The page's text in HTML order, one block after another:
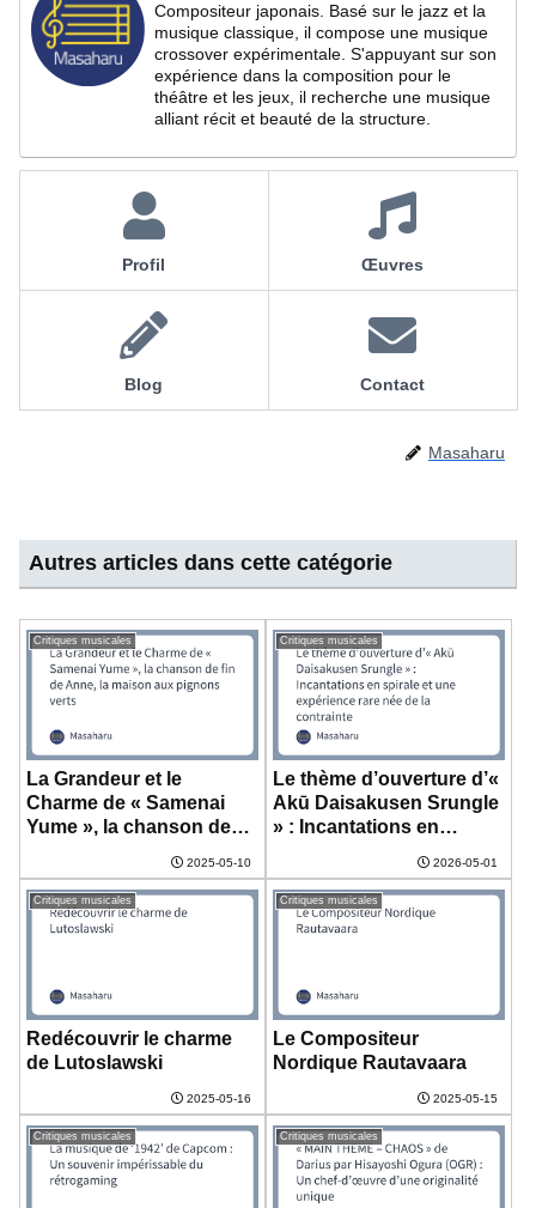
Compositeur japonais. Basé sur le jazz et la
musique classique, il compose une musique
crossover expérimentale. S'appuyant sur son
expérience dans la composition pour le
théâtre et les jeux, il recherche une musique
alliant récit et beauté de la structure.
Profil Œuvres
Blog Contact
Masaharu
Autres articles dans cette catégorie
Critiques musicales
La Grandeur et le
Charme de « Samenai
Yume », la chanson de
fin de Anne, la maison
aux pignons verts
2025-05-10
Critiques musicales
Le thème d’ouverture d’«
Akū Daisakusen Srungle
» : Incantations en
spirale et une expérience
rare née de la contrainte
2026-05-01
Critiques musicales
Redécouvrir le charme
de Lutoslawski
2025-05-16
Critiques musicales
Le Compositeur
Nordique Rautavaara
2025-05-15
Critiques musicales Critiques musicales